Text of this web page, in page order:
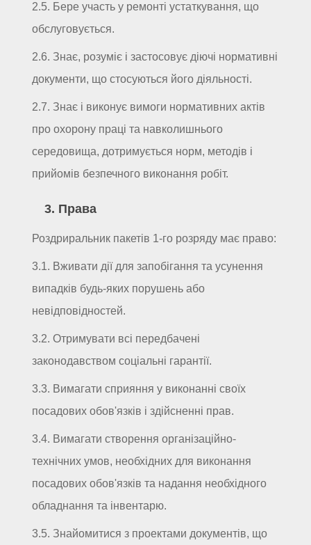
2.5. Бере участь у ремонті устаткування, що
обслуговується.
2.6. Знає, розуміє і застосовує діючі нормативні
документи, що стосуються його діяльності.
2.7. Знає і виконує вимоги нормативних актів
про охорону праці та навколишнього
середовища, дотримується норм, методів і
прийомів безпечного виконання робіт.
3. Права
Роздриральник пакетів 1-го розряду має право:
3.1. Вживати дії для запобігання та усунення
випадків будь-яких порушень або
невідповідностей.
3.2. Отримувати всі передбачені
законодавством соціальні гарантії.
3.3. Вимагати сприяння у виконанні своїх
посадових обов'язків і здійсненні прав.
3.4. Вимагати створення організаційно-
технічних умов, необхідних для виконання
посадових обов'язків та надання необхідного
обладнання та інвентарю.
3.5. Знайомитися з проектами документів, що